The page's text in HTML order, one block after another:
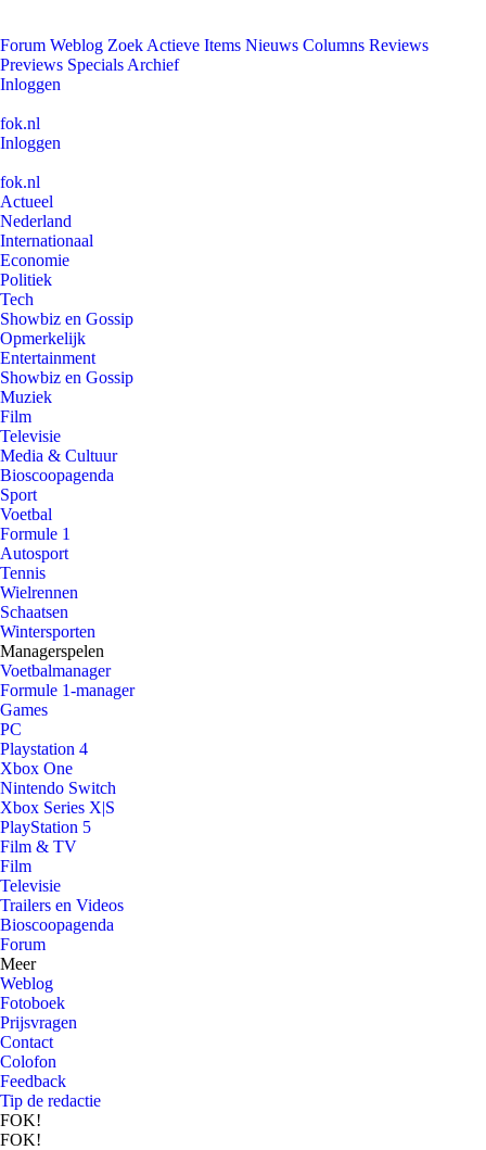
Forum Weblog Zoek Actieve Items Nieuws Columns Reviews
Previews Specials Archief
Inloggen
fok.nl
Inloggen
fok.nl
Actueel
Nederland
Internationaal
Economie
Politiek
Tech
Showbiz en Gossip
Opmerkelijk
Entertainment
Showbiz en Gossip
Muziek
Film
Televisie
Media & Cultuur
Bioscoopagenda
Sport
Voetbal
Formule 1
Autosport
Tennis
Wielrennen
Schaatsen
Wintersporten
Managerspelen
Voetbalmanager
Formule 1-manager
Games
PC
Playstation 4
Xbox One
Nintendo Switch
Xbox Series X|S
PlayStation 5
Film & TV
Film
Televisie
Trailers en Videos
Bioscoopagenda
Forum
Meer
Weblog
Fotoboek
Prijsvragen
Contact
Colofon
Feedback
Tip de redactie
FOK!
FOK!